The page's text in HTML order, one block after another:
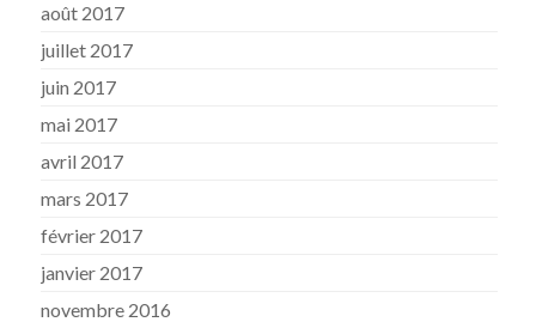
août 2017
juillet 2017
juin 2017
mai 2017
avril 2017
mars 2017
février 2017
janvier 2017
novembre 2016